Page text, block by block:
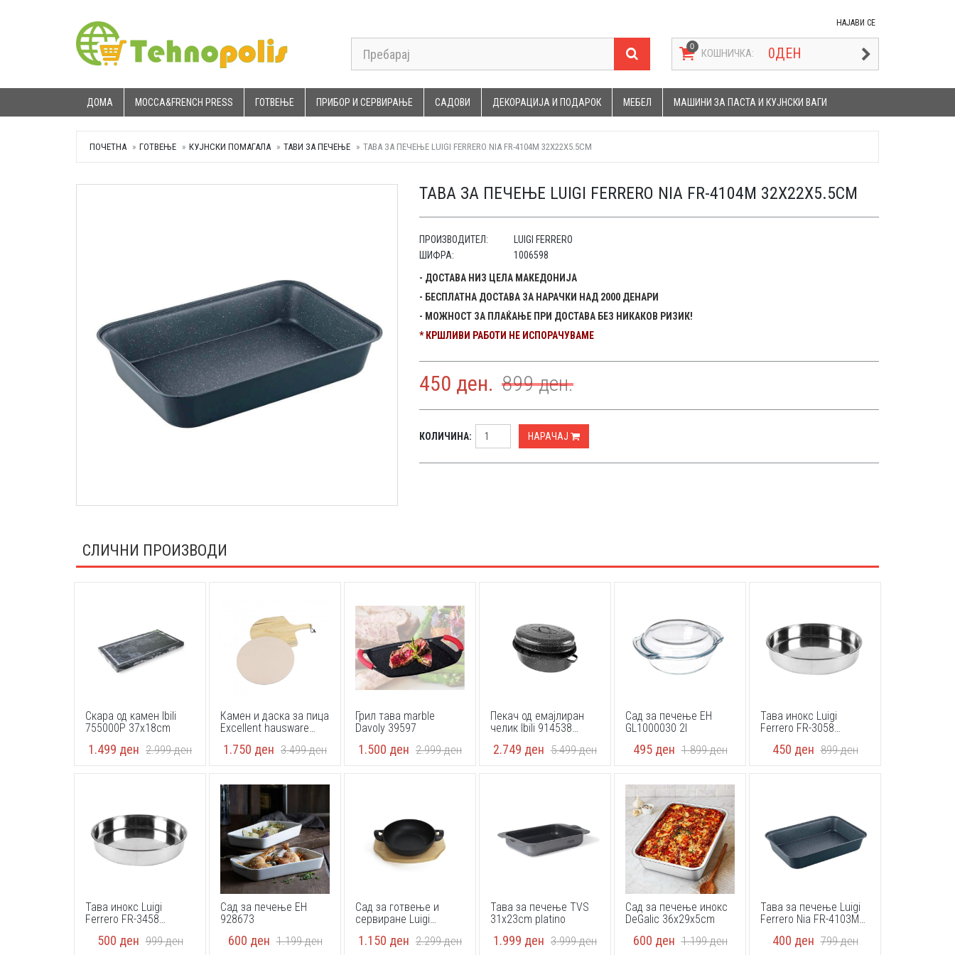
НАЈАВИ СЕ
КОШНИЧКА: 0ДЕН
ДОМА MOCCA&FRENCH PRESS ГОТВЕЊЕ ПРИБОР И СЕРВИРАЊЕ САДОВИ ДЕКОРАЦИЈА И ПОДАРОК МЕБЕЛ МАШИНИ ЗА ПАСТА И КУЈНСКИ ВАГИ
ПОЧЕТНА ГОТВЕЊЕ КУЈНСКИ ПОМАГАЛА ТАВИ ЗА ПЕЧЕЊЕ ТАВА ЗА ПЕЧЕЊЕ LUIGI FERRERO NIA FR-4104M 32X22X5.5CM
ТАВА ЗА ПЕЧЕЊЕ LUIGI FERRERO NIA FR-4104M 32X22X5.5CM
ПРОИЗВОДИТЕЛ:
LUIGI FERRERO
ШИФРА:
1006598
- ДОСТАВА НИЗ ЦЕЛА МАКЕДОНИЈА
- БЕСПЛАТНА ДОСТАВА ЗА НАРАЧКИ НАД 2000 ДЕНАРИ
- МОЖНОСТ ЗА ПЛАЌАЊЕ ПРИ ДОСТАВА БЕЗ НИКАКОВ РИЗИК!
* КРШЛИВИ РАБОТИ НЕ ИСПОРАЧУВАМЕ
450 ден. 899ден.
КОЛИЧИНА: НАРАЧАЈ
СЛИЧНИ ПРОИЗВОДИ
Скара од камен Ibili
755000P 37x18cm
1.499 ден 2.999ден
Камен и даска за пица
Excellent hausware
1.750 ден 3.499ден
Грил тава marble
Davoly 39597
1.500 ден 2.999ден
Пекач од емајлиран
челик Ibili 914538
2.749 ден 5.499ден
Сад за печење EH
GL1000030 2l
495 ден 1.899ден
Тава инокс Luigi
Ferrero FR-3058
450 ден 899ден
Тава инокс Luigi
Ferrero FR-3458
500 ден 999ден
Сад за печење EH
928673
600 ден 1.199ден
Сад за готвење и
сервиране Luigi
21.5x16.5x4.4cm, гус
1.150 ден 2.299ден
Тава за печење TVS
31x23cm platino
1.999 ден 3.999ден
Сад за печење инокс
DeGalic 36x29x5cm
600 ден 1.199ден
Тава за печење Luigi
Ferrero Nia FR-4103M
400 ден 799ден